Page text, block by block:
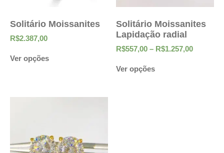
Solitário Moissanites
R$2.387,00
Ver opções
Solitário Moissanites
Lapidação radial
R$557,00 – R$1.257,00
Ver opções